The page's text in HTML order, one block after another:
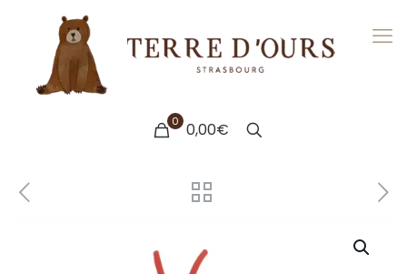
0 0,00€